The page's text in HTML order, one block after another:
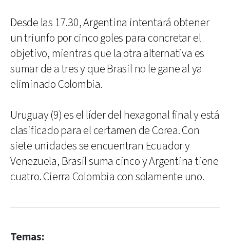
Desde las 17.30, Argentina intentará obtener
un triunfo por cinco goles para concretar el
objetivo, mientras que la otra alternativa es
sumar de a tres y que Brasil no le gane al ya
eliminado Colombia.
Uruguay (9) es el líder del hexagonal final y está
clasificado para el certamen de Corea. Con
siete unidades se encuentran Ecuador y
Venezuela, Brasil suma cinco y Argentina tiene
cuatro. Cierra Colombia con solamente uno.
Temas: